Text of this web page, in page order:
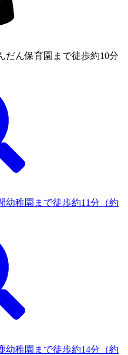
だん保育園まで徒歩約10分
幼稚園まで徒歩約11分（約
幼稚園まで徒歩約14分（約